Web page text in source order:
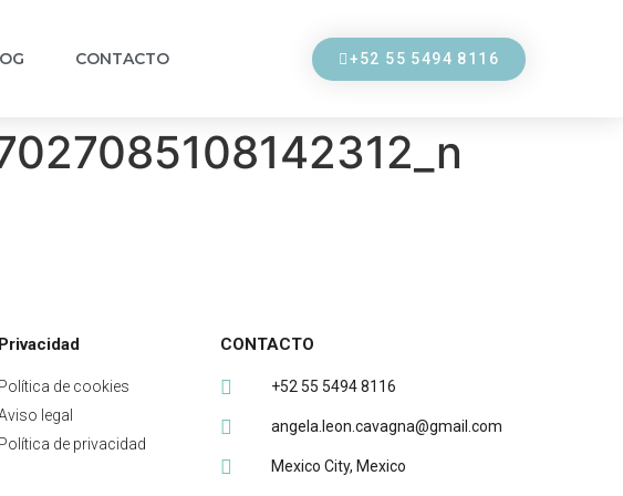
CONTACTO +52 55 5494 8116
Privacidad
Política de cookies
legal
Política de privacidad
CONTACTO
+52 55 5494 8116
angela.leon.cavagna@gmail.com
Mexico City, Mexico